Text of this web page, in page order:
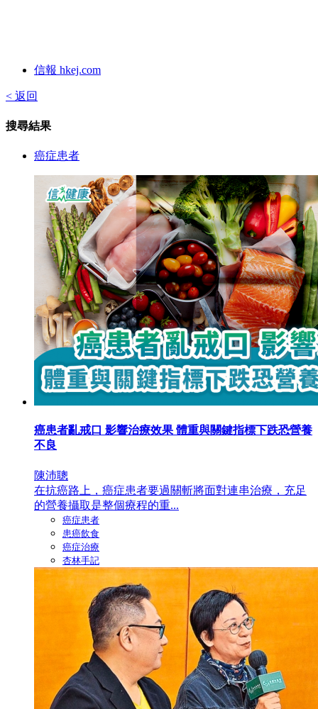
信報 hkej.com
< 返回
搜尋結果
癌症患者
癌患者亂戒口 影響治療效果 體重與關鍵指標下跌恐營養
不良
陳沛聰
在抗癌路上，癌症患者要過關斬將面對連串治療，充足
的營養攝取是整個療程的重...
癌症患者
患癌飲食
癌症治療
杏林手記